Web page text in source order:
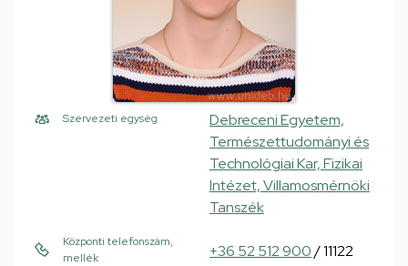
Szervezeti egység
Debreceni Egyetem,
Természettudományi és
Technológiai Kar, Fizikai
Intézet, Villamosmérnöki
Tanszék
Központi telefonszám,
mellék
+36 52 512 900/ 11122